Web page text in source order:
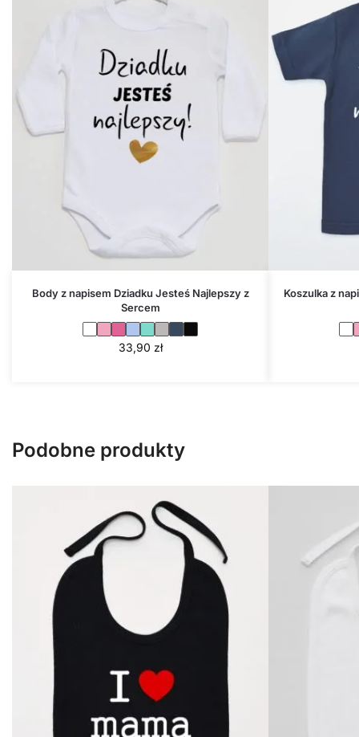
Body z napisem Dziadku Jesteś Najlepszy z
Sercem
33,90 zł
Koszulka z
Podobne produkty